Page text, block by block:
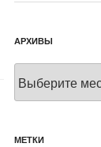
АРХИВЫ
Архивы
МЕТКИ